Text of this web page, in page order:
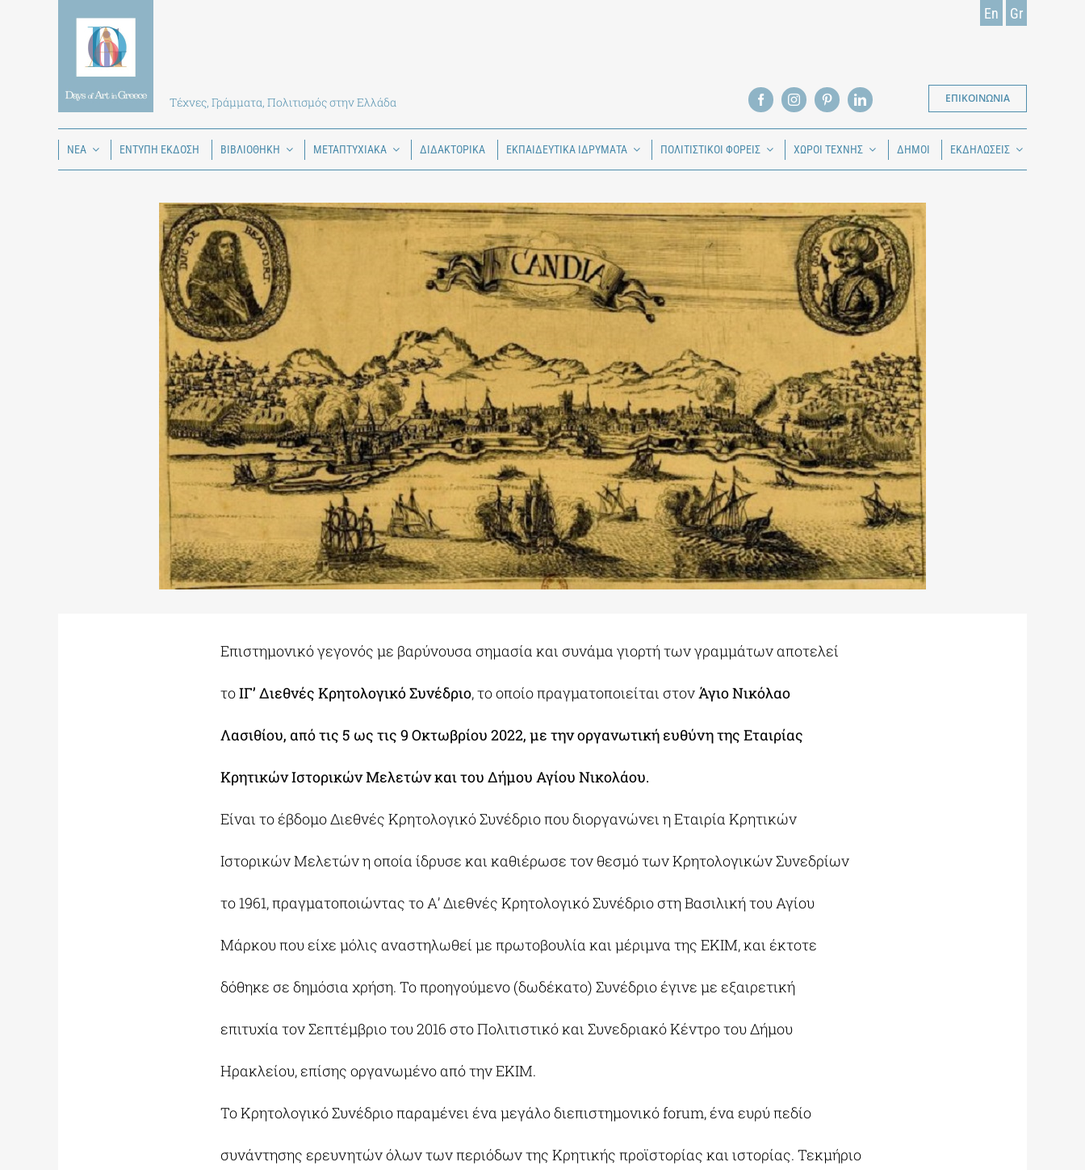
Τέχνες, Γράμματα, Πολιτισμός στην Ελλάδα
En Gr
ΕΠΙΚΟΙΝΩΝΙΑ
ΝΕΑ ΕΝΤΥΠΗ ΕΚΔΟΣΗ ΒΙΒΛΙΟΘΗΚΗ ΜΕΤΑΠΤΥΧΙΑΚΑ ΔΙΔΑΚΤΟΡΙΚΑ ΕΚΠΑΙΔΕΥΤΙΚΑ ΙΔΡΥΜΑΤΑ ΠΟΛΙΤΙΣΤΙΚΟΙ ΦΟΡΕΙΣ ΧΩΡΟΙ ΤΕΧΝΗΣ ΔΗΜΟΙ ΕΚΔΗΛΩΣΕΙΣ
Επιστημονικό γεγονός με βαρύνουσα σημασία και συνάμα γιορτή των γραμμάτων αποτελεί
τοΙΓ’ Διεθνές Κρητολογικό Συνέδριο, το οποίο πραγματοποιείται στονΆγιο Νικόλαο
Λασιθίου, από τις 5 ως τις 9 Οκτωβρίου 2022, με την οργανωτική ευθύνη της Εταιρίας
Κρητικών Ιστορικών Μελετών και του Δήμου Αγίου Νικολάου.
Είναι το έβδομο Διεθνές Κρητολογικό Συνέδριο που διοργανώνει η Εταιρία Κρητικών
Ιστορικών Μελετών η οποία ίδρυσε και καθιέρωσε τον θεσμό των Κρητολογικών Συνεδρίων
το 1961, πραγματοποιώντας το Α’ Διεθνές Κρητολογικό Συνέδριο στη Βασιλική του Αγίου
Μάρκου που είχε μόλις αναστηλωθεί με πρωτοβουλία και μέριμνα της ΕΚΙΜ, και έκτοτε
δόθηκε σε δημόσια χρήση. Το προηγούμενο (δωδέκατο) Συνέδριο έγινε με εξαιρετική
επιτυχία τον Σεπτέμβριο του 2016 στο Πολιτιστικό και Συνεδριακό Κέντρο του Δήμου
Ηρακλείου, επίσης οργανωμένο από την ΕΚΙΜ.
Το Κρητολογικό Συνέδριο παραμένει ένα μεγάλο διεπιστημονικό forum, ένα ευρύ πεδίο
συνάντησης ερευνητών όλων των περιόδων της Κρητικής προϊστορίας και ιστορίας. Τεκμήριο